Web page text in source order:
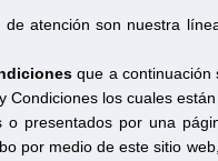
de atención son nuestra
que a continuación
los cuales
presentados por una
por medio de este sitio